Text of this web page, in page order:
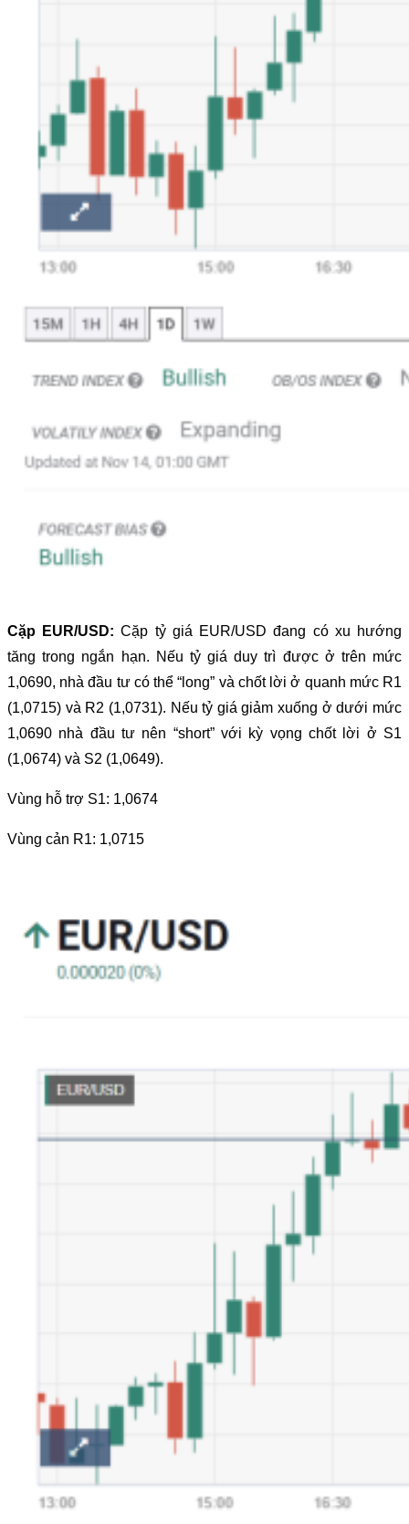
Cặp EUR/USD:Cặp tỷ giá EUR/USD đang có xu hướng
tăng trong ngắn hạn. Nếu tỷ giá duy trì được ở trên mức
1,0690, nhà đầu tư có thể “long” và chốt lời ở quanh mức R1
(1,0715) và R2 (1,0731). Nếu tỷ giá giảm xuống ở dưới mức
1,0690 nhà đầu tư nên “short” với kỳ vọng chốt lời ở S1
(1,0674) và S2 (1,0649).
Vùng hỗ trợ S1: 1,0674
Vùng cản R1: 1,0715